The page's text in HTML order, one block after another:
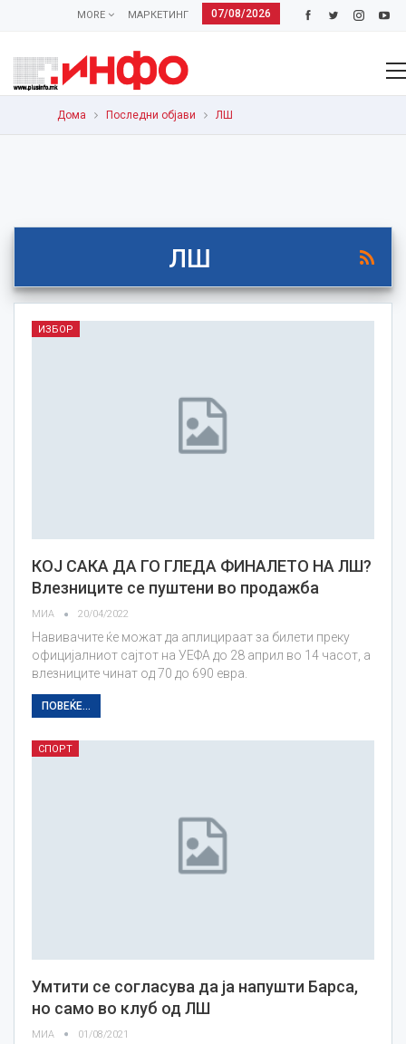
07/08/2026
МАРКЕТИНГ
MORE
Дома Последни објави ЛШ
ЛШ
ИЗБОР
КОЈ САКА ДА ГО ГЛЕДА ФИНАЛЕТО НА ЛШ?
Влезниците се пуштени во продажба
МИА 20/04/2022
Навивачите ќе можат да аплицираат за билети преку
официјалниот сајтот на УЕФА до 28 април во 14 часот, а
влезниците чинат од 70 до 690 евра.
ПОВЕЌЕ...
СПОРТ
Умтити се согласува да ја напушти Барса,
но само во клуб од ЛШ
МИА 01/08/2021